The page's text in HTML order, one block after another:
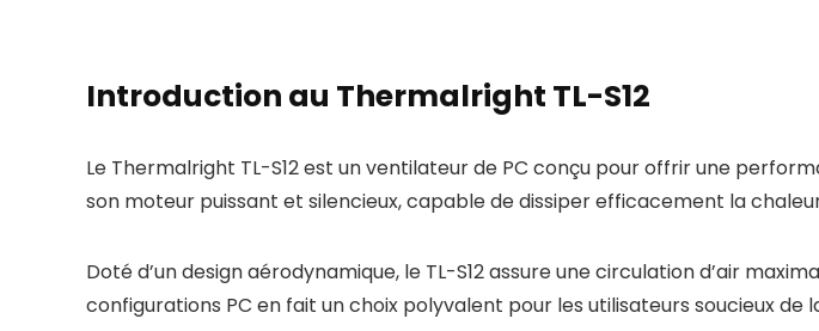
Introduction au Thermalright TL-S12
Le Thermalright TL-S12 est un ventilateur de PC conçu pour offrir une
son moteur puissant et silencieux, capable de dissiper efficacement la
Doté d’un design aérodynamique, le TL-S12 assure une circulation d’air
configurations PC en fait un choix polyvalent pour les utilisateurs soucieux de